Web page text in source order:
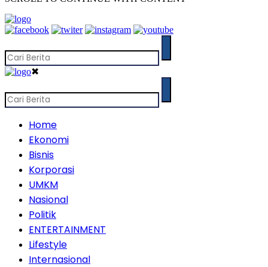
✖
Home
Ekonomi
Bisnis
Korporasi
UMKM
Nasional
Politik
ENTERTAINMENT
Lifestyle
Internasional